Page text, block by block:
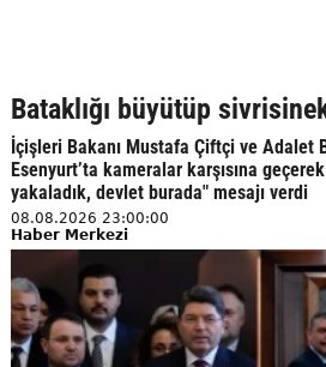
Bataklığı büyütüp
İçişleri Bakanı Mustafa Çiftçi ve Adalet
Esenyurt’ta kameralar karşısına
yakaladık, devlet burada" mesajı verdi
08.08.2026 23:00:00
Haber Merkezi